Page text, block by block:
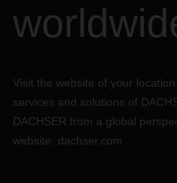
Visit the website of your
services and solutions of
DACHSER from a global
website: dachser.com